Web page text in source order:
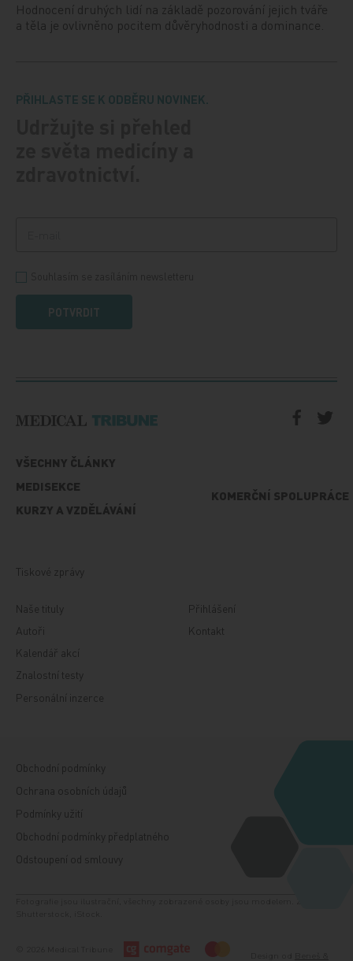
Hodnocení druhých lidí na základě pozorování jejich tváře
a těla je ovlivněno pocitem důvěryhodnosti a dominance.
PŘIHLASTE SE K ODBĚRU NOVINEK.
POTVRDIT
VŠECHNY ČLÁNKY
MEDISEKCE
KURZY A VZDĚLÁVÁNÍ
KOMERČNÍ SPOLUPRÁCE
Tiskové zprávy
Naše tituly
Autoři
Kalendář akcí
Znalostní testy
Personální inzerce
Přihlášení
Kontakt
Obchodní podmínky
Ochrana osobních údajů
Podmínky užití
Obchodní podmínky předplatného
Odstoupení od smlouvy